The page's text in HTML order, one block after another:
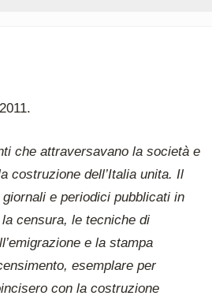
che attraversavano la società e
costruzione dell’Italia unita. Il
e periodici pubblicati in
censura, le tecniche di
e la stampa
esemplare per
con la costruzione